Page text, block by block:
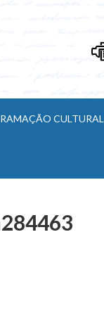
CULTURAL